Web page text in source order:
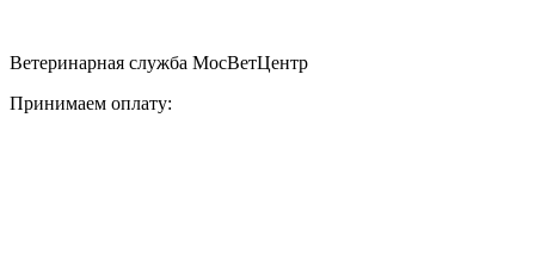
Ветеринарная служба МосВетЦентр
Принимаем оплату: